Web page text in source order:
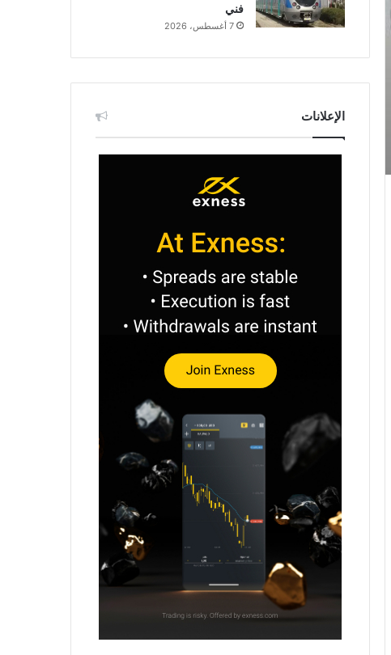
فني
7 أغسطس، 2026
الإعلانات